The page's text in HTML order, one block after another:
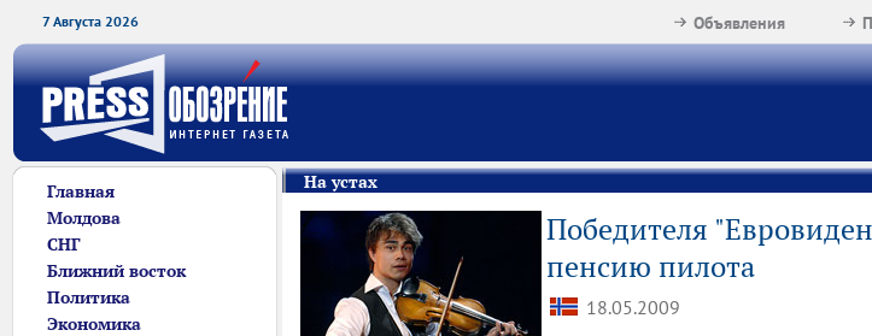
7 Августа 2026 Объявления
Главная
Молдова
СНГ
Ближний восток
Политика
Экономика
На устах
Победителя
пенсию пилота
18.05.2009